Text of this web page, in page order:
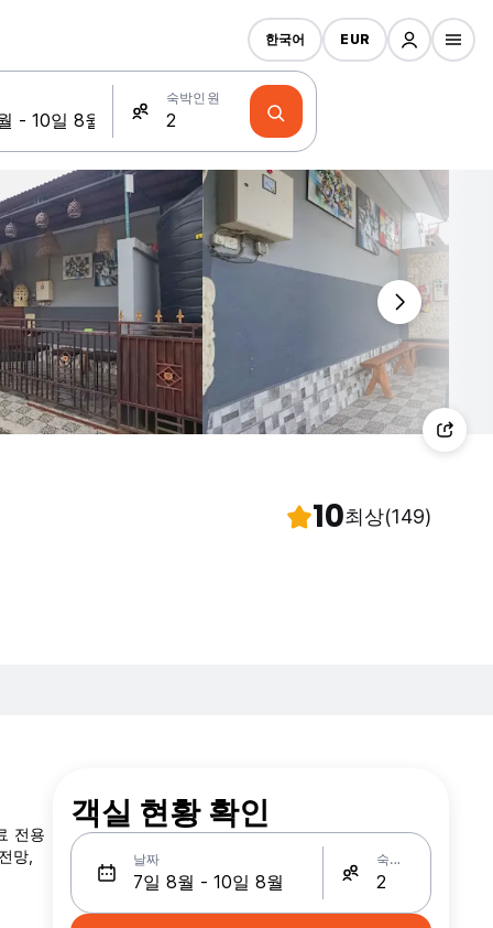
숙박인원
한국어 EUR
10최상(149)
전용
망,
객실 현황 확인
날짜 숙박인원